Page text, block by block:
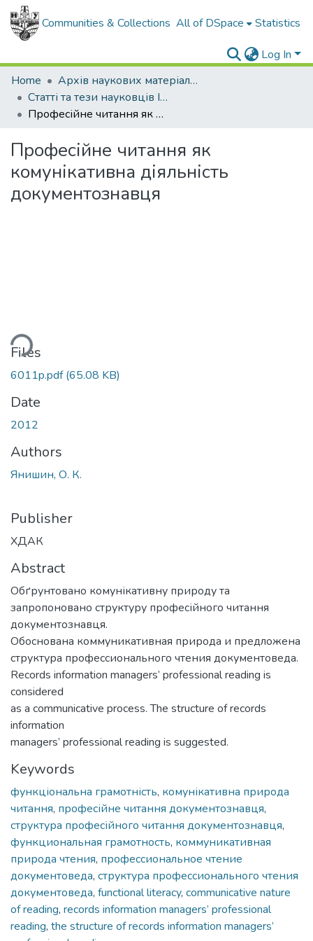
Communities & Collections All of DSpace Statistics
Log In
Home
Архів наукових матеріалів
Статті та тези науковців ІФНТУНГ
Професійне читання як комунікативна діяльність документознавця
Професійне читання як
комунікативна діяльність
документознавця
Files
6011p.pdf(65.08 KB)
Date
2012
Authors
Янишин, О. К.
Publisher
ХДАК
Abstract
Обґрунтовано комунікативну природу та
запропоновано структуру професійного читання
документознавця.
Обоснована коммуникативная природа и предложена
структура профессионального чтения документоведа.
Records information managers’ professional reading is
considered
as a communicative process. The structure of records
information
managers’ professional reading is suggested.
Keywords
функціональна грамотність, комунікативна природа
читання, професійне читання документознавця,
структура професійного читання документознавця,
функциональная грамотность, коммуникативная
природа чтения, профессиональное чтение
документоведа, структура профессионального чтения
документоведа, functional literacy, communicative nature
of reading, records information managers’ professional
reading, the structure of records information managers’